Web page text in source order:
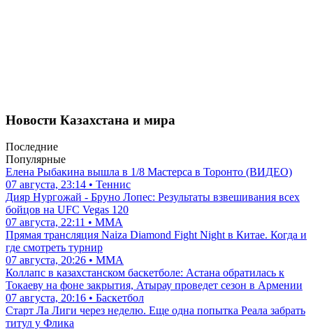
Новости Казахстана и мира
Последние
Популярные
Елена Рыбакина вышла в 1/8 Мастерса в Торонто (ВИДЕО)
07 августа, 23:14 • Теннис
Дияр Нургожай - Бруно Лопес: Результаты взвешивания всех
бойцов на UFC Vegas 120
07 августа, 22:11 • ММА
Прямая трансляция Naiza Diamond Fight Night в Китае. Когда и
где смотреть турнир
07 августа, 20:26 • ММА
Коллапс в казахстанском баскетболе: Астана обратилась к
Токаеву на фоне закрытия, Атырау проведет сезон в Армении
07 августа, 20:16 • Баскетбол
Старт Ла Лиги через неделю. Еще одна попытка Реала забрать
титул у Флика